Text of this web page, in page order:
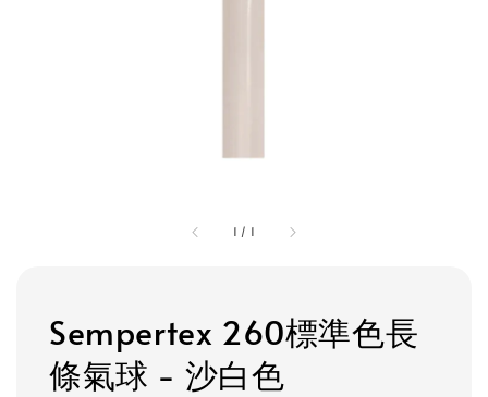
1 / 1
Sempertex 260標準色長
條氣球 - 沙白色